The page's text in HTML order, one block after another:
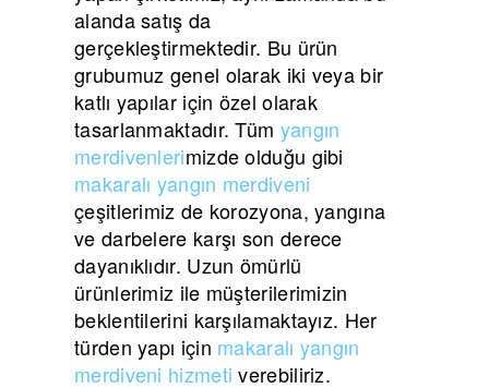
alanda satış da
gerçekleştirmektedir. Bu ürün
grubumuz genel olarak iki veya bir
katlı yapılar için özel olarak
tasarlanmaktadır. Tüm yangın
merdivenlerimizde olduğu gibi
makaralı yangın merdiveni
çeşitlerimiz de korozyona, yangına
ve darbelere karşı son derece
dayanıklıdır. Uzun ömürlü
ürünlerimiz ile müşterilerimizin
beklentilerini karşılamaktayız. Her
türden yapı için makaralı yangın
merdiveni hizmeti verebiliriz.